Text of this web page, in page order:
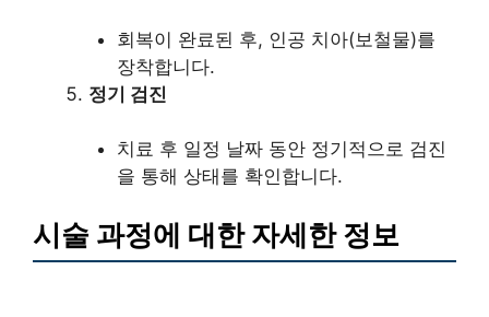
회복이 완료된 후, 인공 치아(보철물)를
장착합니다.
정기 검진
치료 후 일정 날짜 동안 정기적으로 검진
을 통해 상태를 확인합니다.
시술 과정에 대한 자세한 정보